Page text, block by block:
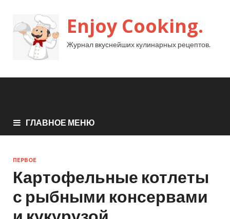
Enjoy Cooking.
Журнал вкуснейших кулинарных рецептов.
ГЛАВНОЕ МЕНЮ
ПЕРВОЕ
Картофельные котлеты
с рыбными консервами